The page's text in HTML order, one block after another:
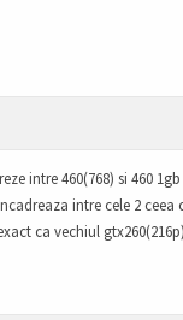
intre 460(768) si 460
intre cele 2 ceea
ca vechiul